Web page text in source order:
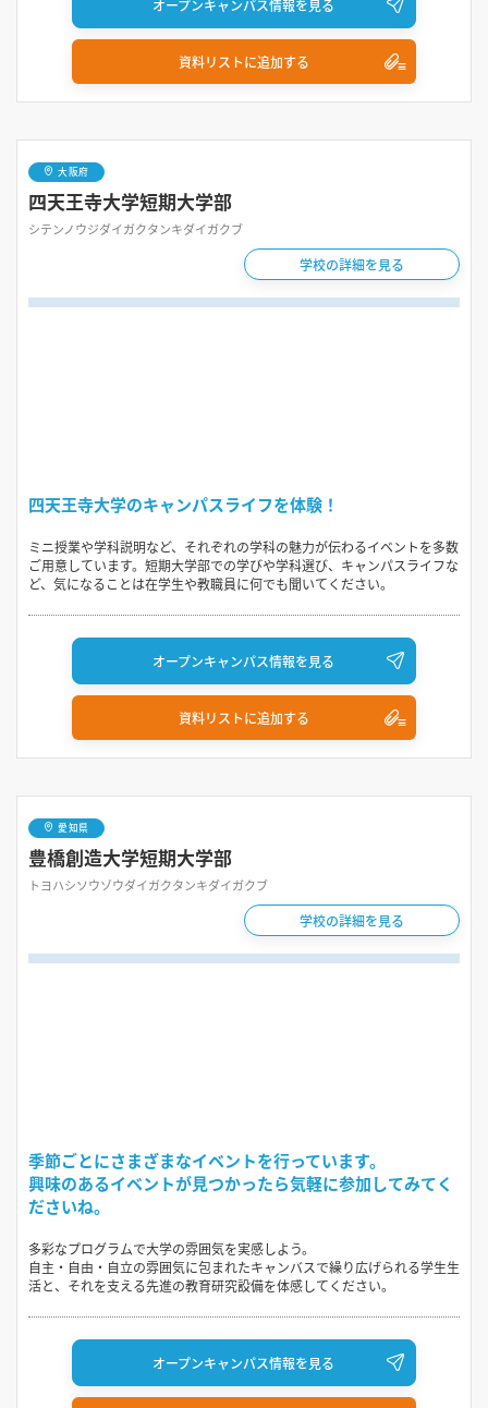
オープンキャンパス情報を見る
資料リストに追加する
大阪府
四天王寺大学短期大学部
シテンノウジダイガクタンキダイガクブ
学校の詳細を見る
四天王寺大学のキャンパスライフを体験！
ミニ授業や学科説明など、それぞれの学科の魅力が伝わるイベントを多数
ご用意しています。短期大学部での学びや学科選び、キャンパスライフな
ど、気になることは在学生や教職員に何でも聞いてください。
オープンキャンパス情報を見る
資料リストに追加する
愛知県
豊橋創造大学短期大学部
トヨハシソウゾウダイガクタンキダイガクブ
学校の詳細を見る
季節ごとにさまざまなイベントを行っています。
興味のあるイベントが見つかったら気軽に参加してみてく
ださいね。
多彩なプログラムで大学の雰囲気を実感しよう。
自主・自由・自立の雰囲気に包まれたキャンバスで繰り広げられる学生生
活と、それを支える先進の教育研究設備を体感してください。
オープンキャンパス情報を見る